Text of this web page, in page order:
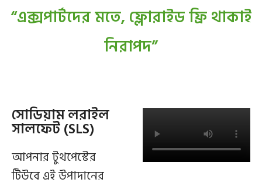
“এক্সপার্টদের মতে, ফ্লোরাইড ফ্রি থাকাই
নিরাপদ”
সোডিয়াম লরাইল
সালফেট (SLS)
আপনার টুথপেস্টের
টিউবে এই উপাদানের